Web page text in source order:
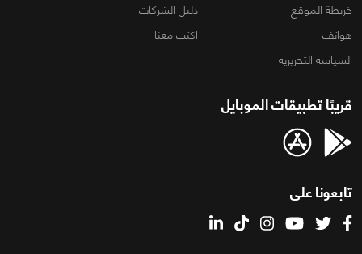
خريطة الموقع
دليل الشركات
هواتف
اكتب معنا
السياسة التحريرية
قريبًا تطبيقات الموبايل
تابعونا على